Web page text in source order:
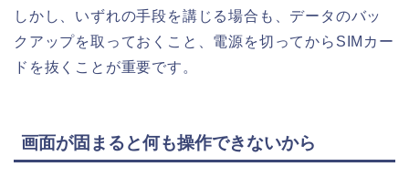
しかし、いずれの手段を講じる場合も、データのバッ
クアップを取っておくこと、電源を切ってからSIMカー
ドを抜くことが重要です。
画面が固まると何も操作できないから